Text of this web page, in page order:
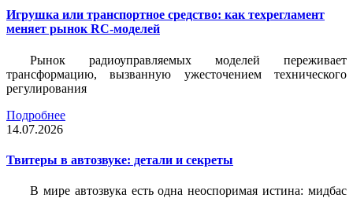
Игрушка или транспортное средство: как техрегламент
меняет рынок RC-моделей
Рынок радиоуправляемых моделей переживает
трансформацию, вызванную ужесточением технического
регулирования
Подробнее
14.07.2026
Твитеры в автозвуке: детали и секреты
В мире автозвука есть одна неоспоримая истина: мидбас